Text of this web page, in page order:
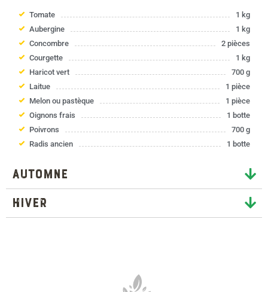
Tomate
1 kg
Aubergine
1 kg
Concombre
2 pièces
Courgette
1 kg
Haricot vert
700 g
Laitue
1 pièce
Melon ou pastèque
1 pièce
Oignons frais
1 botte
Poivrons
700 g
Radis ancien
1 botte
Automne
Hiver